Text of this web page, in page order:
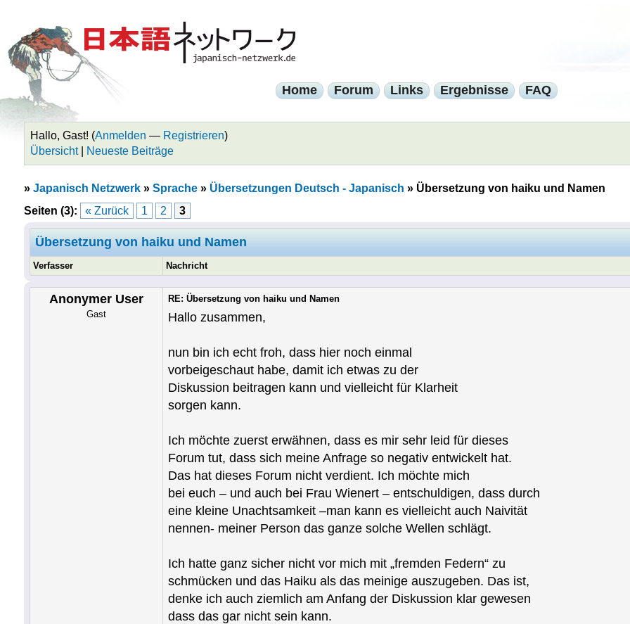
Home Forum Links Ergebnisse FAQ
Hallo, Gast! (Anmelden — Registrieren)
Übersicht| Neueste Beiträge
» Japanisch Netzwerk» Sprache» Übersetzungen Deutsch - Japanisch » Übersetzung von haiku und Namen
Seiten (3):
« Zurück 1 2 3
Übersetzung von haiku und Namen
Verfasser Nachricht
Anonymer User
Gast
RE: Übersetzung von haiku und Namen
Hallo zusammen,
nun bin ich echt froh, dass hier noch einmal
vorbeigeschaut habe, damit ich etwas zu der
Diskussion beitragen kann und vielleicht für Klarheit
sorgen kann.
Ich möchte zuerst erwähnen, dass es mir sehr leid für dieses
Forum tut, dass sich meine Anfrage so negativ entwickelt hat.
Das hat dieses Forum nicht verdient. Ich möchte mich
bei euch – und auch bei Frau Wienert – entschuldigen, dass durch
eine kleine Unachtsamkeit –man kann es vielleicht auch Naivität
nennen- meiner Person das ganze solche Wellen schlägt.
Ich hatte ganz sicher nicht vor mich mit „fremden Federn“ zu
schmücken und das Haiku als das meinige auszugeben. Das ist,
denke ich auch ziemlich am Anfang der Diskussion klar gewesen
dass das gar nicht sein kann.